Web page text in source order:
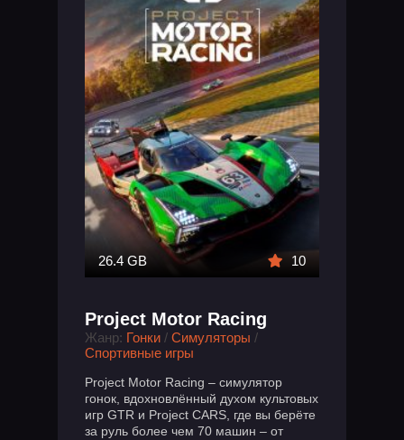
26.4 GB 10
Project Motor Racing
Жанр: Гонки / Симуляторы /
Спортивные игры
Project Motor Racing – симулятор
гонок, вдохновлённый духом культовых
игр GTR и Project CARS, где вы берёте
за руль более чем 70 машин – от